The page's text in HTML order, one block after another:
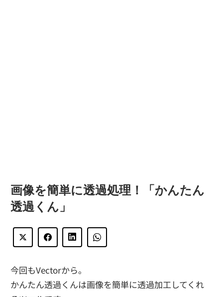
画像を簡単に透過処理！「かんたん
透過くん」
今回もVectorから。
かんたん透過くんは画像を簡単に透過加工してくれ